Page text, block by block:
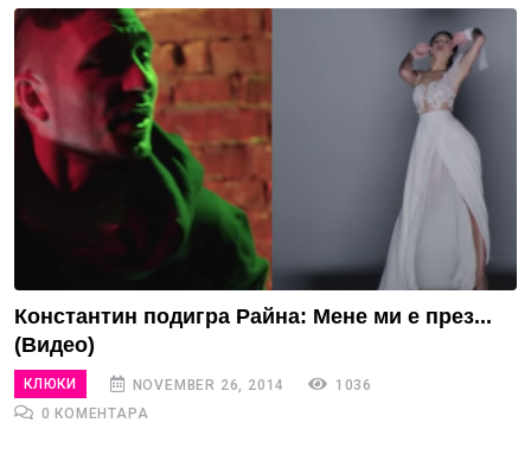
Константин подигра Райна: Мене ми е през...
(Видео)
КЛЮКИ NOVEMBER 26, 2014
1036
0 КОМЕНТАРА